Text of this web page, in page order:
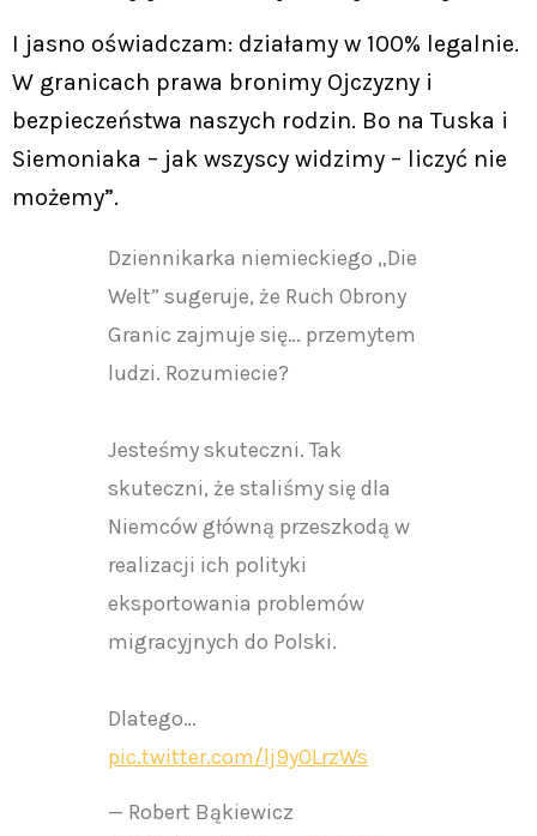
I jasno oświadczam: działamy w 100% legalnie.
W granicach prawa bronimy Ojczyzny i
bezpieczeństwa naszych rodzin. Bo na Tuska i
Siemoniaka – jak wszyscy widzimy – liczyć nie
możemy”.
Dziennikarka niemieckiego „Die
Welt” sugeruje, że Ruch Obrony
Granic zajmuje się… przemytem
ludzi. Rozumiecie?
Jesteśmy skuteczni. Tak
skuteczni, że staliśmy się dla
Niemców główną przeszkodą w
realizacji ich polityki
eksportowania problemów
migracyjnych do Polski.
Dlatego…
pic.twitter.com/lj9yOLrzWs
— Robert Bąkiewicz